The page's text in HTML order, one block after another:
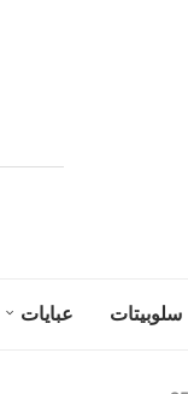
سلوبيتات عبايات